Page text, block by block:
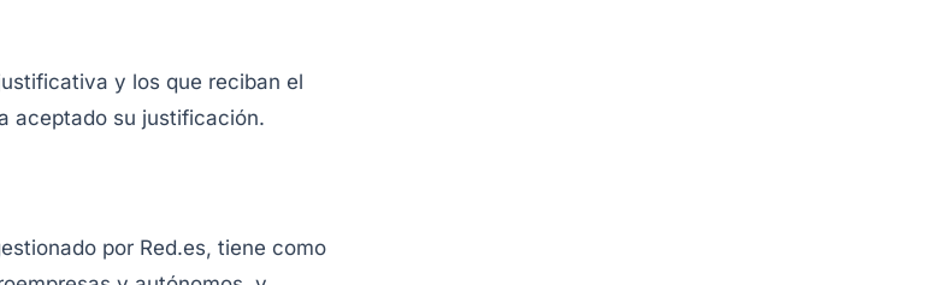
y los que reciban el
aceptado su justificación.
por Red.es, tiene como